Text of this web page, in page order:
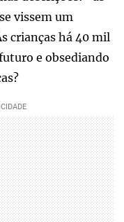
vissem um
crianças há 40 mil
e obsediando